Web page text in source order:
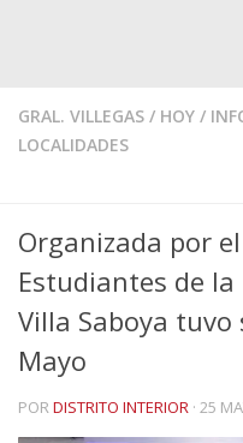
GRAL. VILLEGAS / HOY /
LOCALIDADES
Organizada por
Estudiantes de la
Villa Saboya tuvo
Mayo
PORDISTRITO INTERIOR · 25